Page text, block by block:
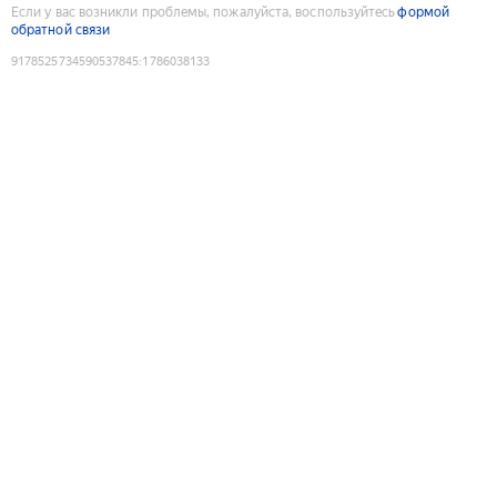
Если у вас возникли проблемы, пожалуйста, воспользуйтесьформой
обратной связи
9178525734590537845:1786038133